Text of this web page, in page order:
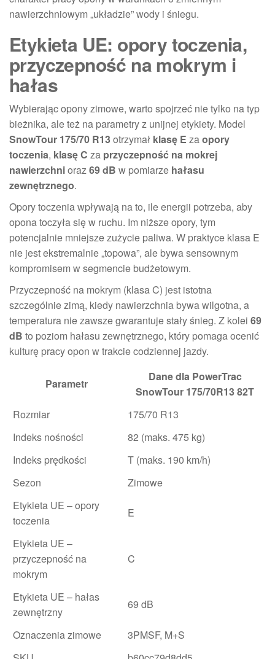
nawierzchniowym „układzie” wody i śniegu.
Etykieta UE: opory toczenia,
przyczepność na mokrym i
hałas
Wybierając opony zimowe, warto spojrzeć nie tylko na typ
bieżnika, ale też na parametry z unijnej etykiety. Model
SnowTour 175/70 R13otrzymał klasę E zaopory
toczenia, klasę C za przyczepność na mokrej
nawierzchnioraz69 dB w pomiarze hałasu
zewnętrznego.
Opory toczenia wpływają na to, ile energii potrzeba, aby
opona toczyła się w ruchu. Im niższe opory, tym
potencjalnie mniejsze zużycie paliwa. W praktyce klasa E
nie jest ekstremalnie „topowa”, ale bywa sensownym
kompromisem w segmencie budżetowym.
Przyczepność na mokrym (klasa C) jest istotna
szczególnie zimą, kiedy nawierzchnia bywa wilgotna, a
temperatura nie zawsze gwarantuje stały śnieg. Z kolei 69
dB to poziom hałasu zewnętrznego, który pomaga ocenić
kulturę pracy opon w trakcie codziennej jazdy.
Parametr
Dane dla PowerTrac
SnowTour 175/70R13 82T
Rozmiar
175/70 R13
Indeks nośności
82 (maks. 475 kg)
Indeks prędkości
T (maks. 190 km/h)
Sezon
Zimowe
Etykieta UE – opory
toczenia
E
Etykieta UE –
przyczepność na
mokrym
C
Etykieta UE – hałas
zewnętrzny
69 dB
Oznaczenia zimowe
3PMSF, M+S